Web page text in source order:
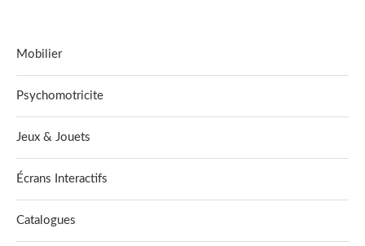
Mobilier
Psychomotricite
Jeux & Jouets
Écrans Interactifs
Catalogues